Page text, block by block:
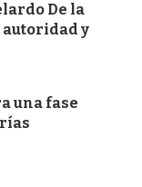
De la
autoridad y
una fase